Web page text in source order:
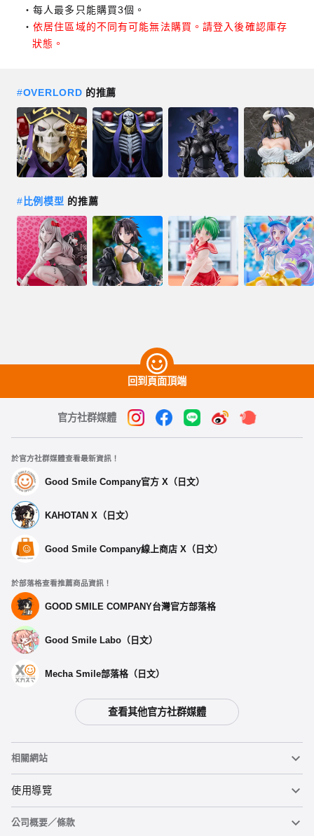
【再販】 《OVERLORD》雅兒貝德 赫爾梅斯·特利斯·美吉斯特
斯Ver. - 預定於2026年01月發售
預購期間：2025年08月05日~至 (JST)2025年09月10日
《OVERLORD》雅兒貝德 赫爾梅斯·特利斯·美吉斯特斯Ver. -預
每人最多只能購買3個。
依居住區域的不同有可能無法購買。請登入後確認庫存
狀態。
#OVERLORD 的推薦
# 比例模型 的推薦
回到頁面頂端
官方社群媒體
於官方社群媒體查看最新資訊！
Good Smile Company官方 X（日文）
KAHOTAN X（日文）
Good Smile Company線上商店 X（日文）
於部落格查看推薦商品資訊！
GOOD SMILE COMPANY台灣官方部落格
Good Smile Labo（日文）
Mecha Smile部落格（日文）
查看其他官方社群媒體
相關網站
黏土人
黏土人臉部製造機（英文）
使用導覽
重要公告
公司概要／條款